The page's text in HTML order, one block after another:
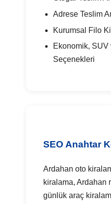
Adrese Teslim
Kurumsal Filo
Ekonomik, SUV
Seçenekleri
SEO Anahtar
Ardahan oto
kiralama, Ardahan
günlük araç